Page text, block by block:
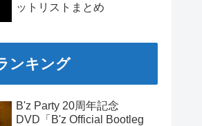
ットリストまとめ
ンキング
B'z Party 20周年記念
DVD「B'z Official Bootleg